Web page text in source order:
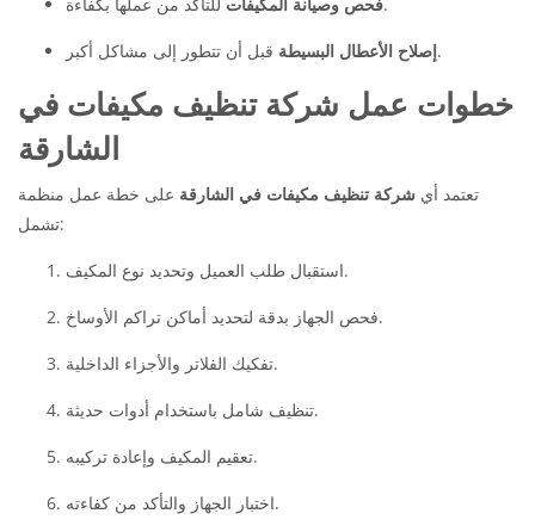
إصلاح الأعطال البسيطةقبل أن تتطور إلى مشاكل أكبر.
خطوات عمل شركة تنظيف مكيفات في
الشارقة
تعتمد أي شركة تنظيف مكيفات في الشارقة على خطة عمل منظمة
تشمل:
استقبال طلب العميل وتحديد نوع المكيف.
فحص الجهاز بدقة لتحديد أماكن تراكم الأوساخ.
تفكيك الفلاتر والأجزاء الداخلية.
تنظيف شامل باستخدام أدوات حديثة.
تعقيم المكيف وإعادة تركيبه.
اختبار الجهاز والتأكد من كفاءته.